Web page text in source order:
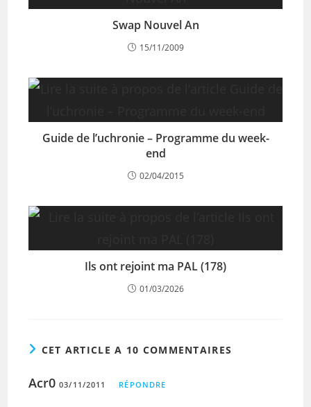
Swap Nouvel An
15/11/2009
Guide de l’uchronie – Programme du week-
end
02/04/2015
Ils ont rejoint ma PAL (178)
01/03/2026
CET ARTICLE A 10 COMMENTAIRES
Acr0 03/11/2011 RÉPONDRE